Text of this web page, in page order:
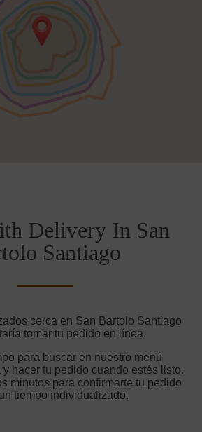
Delivery In San
Santiago
cerca en San Bartolo Santiago
tomar tu pedido en línea.
para buscar en nuestro menú
hacer tu pedido cuando estés listo.
minutos para confirmarte tu pedido
tiempo individualizado.